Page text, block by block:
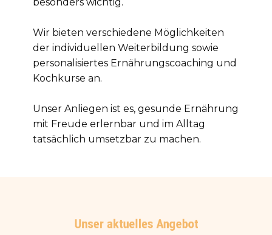
Wir bieten verschiedene Möglichkeiten
der individuellen Weiterbildung sowie
personalisiertes Ernährungscoaching und
Kochkurse an.
Unser Anliegen ist es, gesunde Ernährung
mit Freude erlernbar und im Alltag
tatsächlich umsetzbar zu machen.
Unser aktuelles Angebot